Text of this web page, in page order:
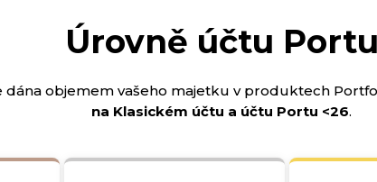
Úrovně účtu Portu
dána objemem vašeho majetku v produktech
na Klasickém účtu a účtu Portu <26.